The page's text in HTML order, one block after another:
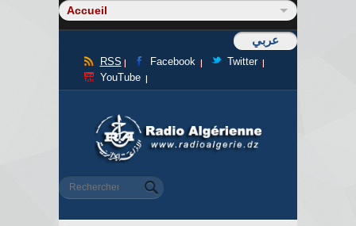
عربي
RSS Facebook
Twitter
YouTube
Formulaire de recherche
Rechercher